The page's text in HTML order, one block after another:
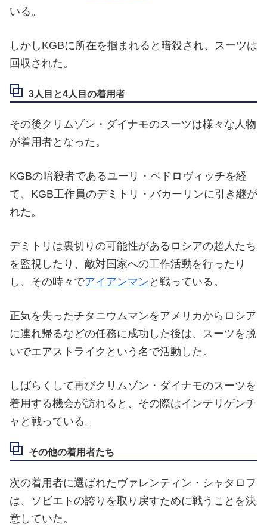
いる。
しかしKGBに所在を掴まれると暗殺され、スーツは
回収された。
3人目と4人目の着用者
その後クリムゾン・ダイナモのスーツは様々な人物
が着用者となった。
KGBの暗殺者であるユーリ・ペドロヴィッチを経
て、KGB工作員のデミトリ・バカーリンに引き継が
れた。
デミトリは裏切りの可能性があるロシアの超人たち
を監視したり、敵対国家への工作活動を行ったり
し、その時々でアイアンマン と戦っている。
正気を失ったチタニウムマンをアメリカからロシア
に連れ帰るなどの任務に成功した後は、スーツを脱
いでエアストライクという名で活動した。
しばらくして再びクリムゾン・ダイナモのスーツを
着用する機会が訪れると、その際はインテリゲンチ
ャと戦っている。
その他の着用者たち
次の着用者に選ばれたヴァレンティン・シャタロフ
は、ソビエトの誇りを取り戻すために戦うことを決
意していた。